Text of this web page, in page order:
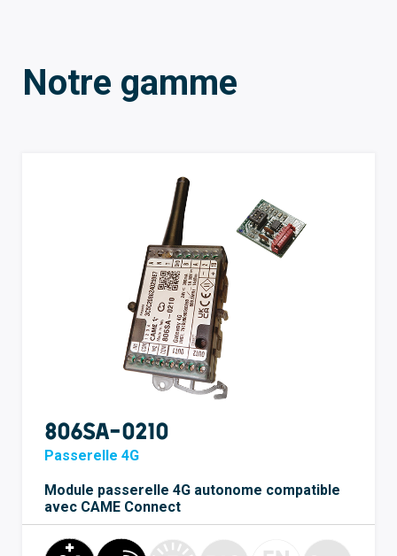
Notre gamme
806SA-0210
Passerelle 4G
Module passerelle 4G autonome compatible
avec CAME Connect